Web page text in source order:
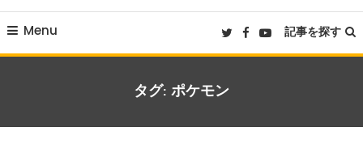
Menu 記事を探す
タグ: ポケモン